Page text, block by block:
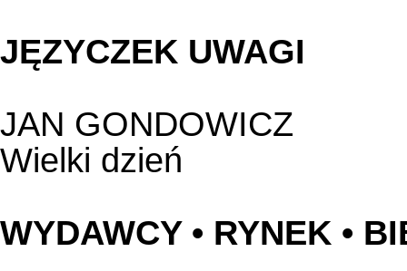
JĘZYCZEK UWAGI
JAN GONDOWICZ
Wielki dzień
WYDAWCY • RYNEK •